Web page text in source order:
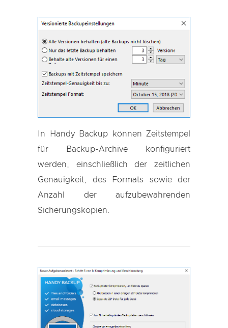
In Handy Backup können Zeitstempel
für Backup-Archive konfiguriert
werden, einschließlich der zeitlichen
Genauigkeit, des Formats sowie der
Anzahl der aufzubewahrenden
Sicherungskopien.